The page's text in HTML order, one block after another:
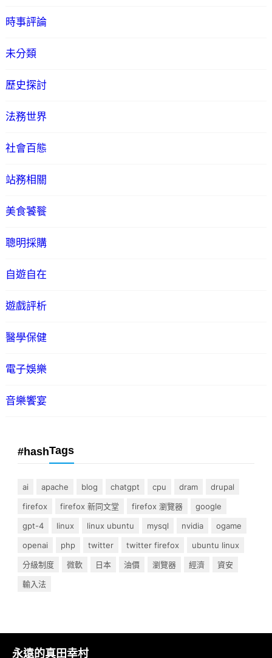
時事評論
未分類
歷史探討
法務世界
社會百態
站務相關
美食饕餮
聰明採購
自遊自在
遊戲評析
醫學保健
電子娛樂
音樂饗宴
#hashTags
ai apache blog chatgpt cpu dram
drupal
firefox
firefox 新同文堂 firefox 瀏覽器
google
gpt-4
linux linux ubuntu mysql nvidia
ogame
openai
php twitter twitter firefox
ubuntu linux
分級制度
微軟 日本 油價 瀏覽器 經濟
資安
輸入法
永遠的真田幸村